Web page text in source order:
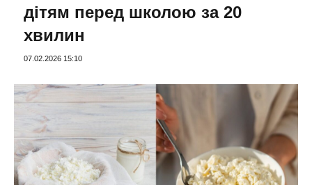
дітям перед школою за 20
хвилин
07.02.2026 15:10